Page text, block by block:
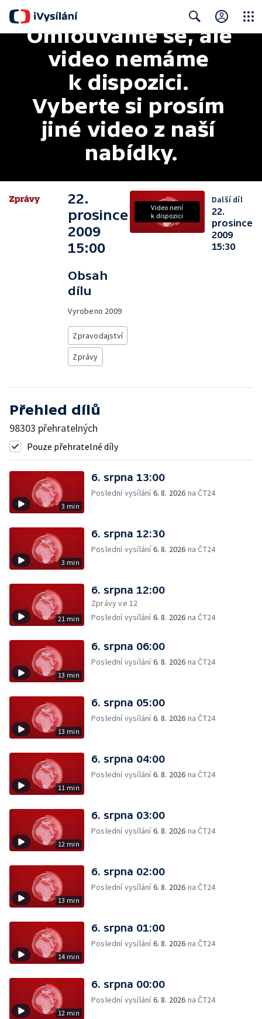
Search
Omlouváme se, ale
video nemáme
k dispozici.
Vyberte si prosím
jiné video z naší
nabídky.
22.
prosince
2009
15:00
Obsah
dílu
Vyrobeno 2009
Zpravodajství
Zprávy
Video není
k dispozici
Další díl
22.
prosince
2009
15:30
Přehled dílů
98303 přehratelných
Pouze přehratelné díly
3 min
6. srpna 13:00
Poslední vysílání6. 8. 2026 na ČT24
3 min
6. srpna 12:30
Poslední vysílání6. 8. 2026 na ČT24
21 min
6. srpna 12:00
Zprávy ve 12
Poslední vysílání6. 8. 2026 na ČT24
13 min
6. srpna 06:00
Poslední vysílání6. 8. 2026 na ČT24
13 min
6. srpna 05:00
Poslední vysílání6. 8. 2026 na ČT24
11 min
6. srpna 04:00
Poslední vysílání6. 8. 2026 na ČT24
12 min
6. srpna 03:00
Poslední vysílání6. 8. 2026 na ČT24
13 min
6. srpna 02:00
Poslední vysílání6. 8. 2026 na ČT24
14 min
6. srpna 01:00
Poslední vysílání6. 8. 2026 na ČT24
12 min
6. srpna 00:00
Poslední vysílání6. 8. 2026 na ČT24